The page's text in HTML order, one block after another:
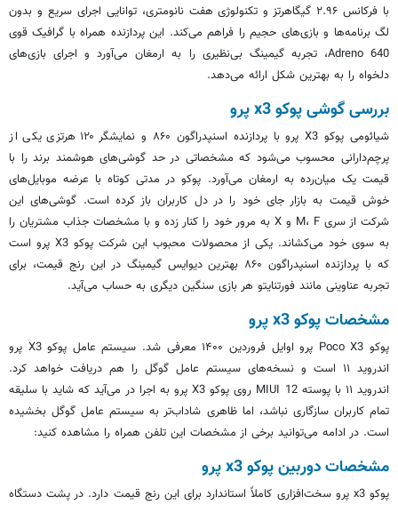
با فرکانس ۲.۹۶ گیگاهرتز و تکنولوژی هفت نانومتری، توانایی اجرای سریع و بدون
لگ برنامه‌ها و بازی‌های حجیم را فراهم می‌کند. این پردازنده همراه با گرافیک قوی
Adreno 640، تجربه گیمینگ بی‌نظیری را به ارمغان می‌آورد و اجرای بازی‌های
دلخواه را به بهترین شکل ارائه می‌دهد.
بررسی گوشی پوکو x3 پرو
شیائومی پوکو X3 پرو با پردازنده اسنپدراگون ۸۶۰ و نمایشگر ۱۲۰ هرتزی یکی از
پرچم‌دارانی محسوب می‌شود که مشخصاتی در حد گوشی‌های هوشمند برند را با
قیمت یک میان‌رده به ارمغان می‌آورد. پوکو در مدتی کوتاه با عرضه موبایل‌های
خوش قیمت به بازار جای خود را در دل کاربران باز کرده است. گوشی‌های این
شرکت از سری M، F و X به مرور خود را کنار زده و با مشخصات جذاب مشتریان را
به سوی خود می‌کشاند. یکی از محصولات محبوب این شرکت پوکو X3 پرو است
که با پردازنده اسنپدراگون ۸۶۰ بهترین دیوایس گیمینگ در این رنج قیمت، برای
تجربه عناوینی مانند فورتنایتو هر بازی سنگین دیگری به حساب می‌آید.
مشخصات پوکو x3 پرو
پوکو Poco X3 پرو اوایل فروردین ۱۴۰۰ معرفی شد. سیستم عامل پوکو X3 پرو
اندروید ۱۱ است و نسخه‌های سیستم عامل گوگل را هم دریافت خواهد کرد.
اندروید ۱۱ با پوسته MIUI 12 روی پوکو X3 پرو به اجرا در می‌آید که شاید با سلیقه
تمام کاربران سازگاری نباشد، اما ظاهری شاداب‌تر به سیستم عامل گوگل بخشیده
است. در ادامه می‌توانید برخی از مشخصات این تلفن همراه را مشاهده کنید:
مشخصات دوربین پوکو x3 پرو
پوکو x3 پرو سخت‌افزاری کاملاً استاندارد برای این رنج قیمت دارد. در پشت دستگاه